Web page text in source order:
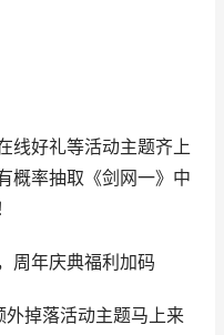
线好礼等活动主题齐上
概率抽取《剑网一》中
周年庆典福利加码
掉落活动主题马上来